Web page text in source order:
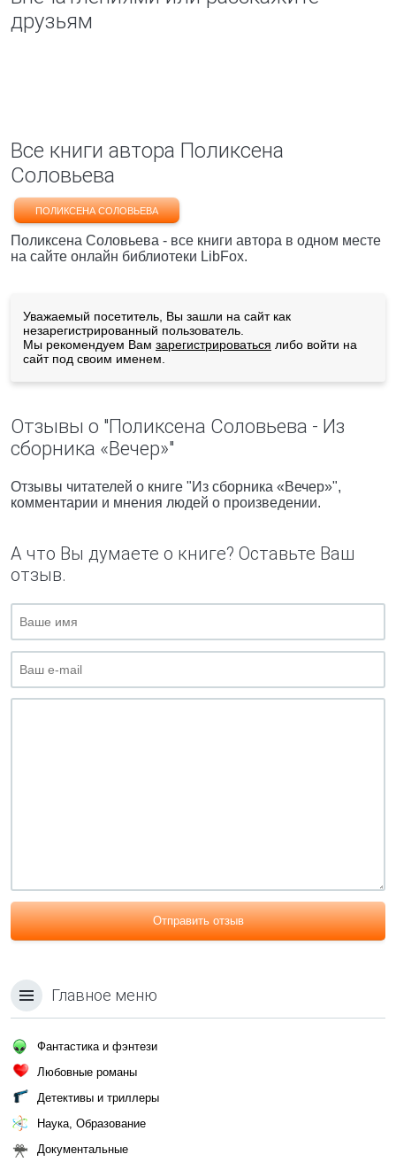
друзьям
Все книги автора Поликсена
Соловьева
ПОЛИКСЕНА СОЛОВЬЕВА
Поликсена Соловьева - все книги автора в одном месте
на сайте онлайн библиотеки LibFox.
Уважаемый посетитель, Вы зашли на сайт как
незарегистрированный пользователь.
Мы рекомендуем Вам зарегистрироваться либо войти на
сайт под своим именем.
Отзывы о "Поликсена Соловьева - Из
сборника «Вечер»"
Отзывы читателей о книге "Из сборника «Вечер»",
комментарии и мнения людей о произведении.
А что Вы думаете о книге? Оставьте Ваш
отзыв.
Отправить отзыв
Главное меню
Фантастика и фэнтези
Любовные романы
Детективы и триллеры
Наука, Образование
Документальные